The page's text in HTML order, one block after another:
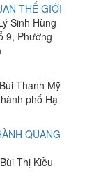
THẾ GIỚI
Sinh Hùng
9, Phường
Thanh Mỹ
phố Hạ
QUANG
Thị Kiều